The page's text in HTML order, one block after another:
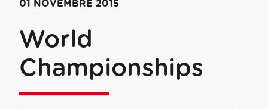
01 NOVEMBRE 2015
World
Championships